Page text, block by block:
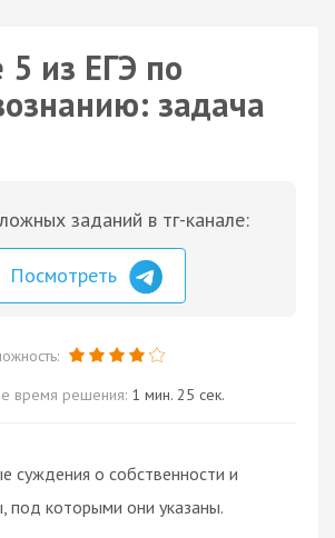
из ЕГЭ по
задача
заданий в тг-канале:
Посмотреть
время решения: 1 мин. 25 сек.
суждения о собственности и
под которыми они указаны.